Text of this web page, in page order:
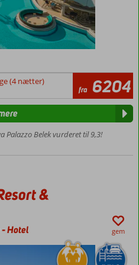
(4 nætter)
fra 6204
Palazzo Belek vurderet til 9,3!
&
-Hotel gem